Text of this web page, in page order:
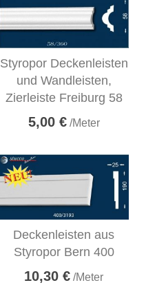
Styropor Deckenleisten
und Wandleisten,
Zierleiste Freiburg 58
5,00 €/Meter
Deckenleisten aus
Styropor Bern 400
10,30 € /Meter